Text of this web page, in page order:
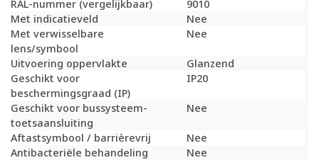
RAL-nummer (vergelijkbaar)
9010
Met indicatieveld
Nee
Met verwisselbare
lens/symbool
Nee
Uitvoering oppervlakte
Glanzend
Geschikt voor
beschermingsgraad (IP)
IP20
Geschikt voor bussysteem-
toetsaansluiting
Nee
Aftastsymbool / barrièrevrij
Nee
Antibacteriële behandeling
Nee